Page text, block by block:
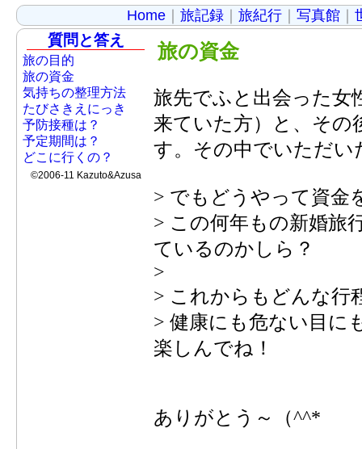
Home 旅記録 旅紀行 写真館
質問と答え
旅の目的
旅の資金
気持ちの整理方法
たびさきえにっき
予防接種は？
予定期間は？
どこに行くの？
©2006-11 Kazuto&Azusa
旅の資金
旅先でふと出会った女
来ていた方）と、その
す。その中でいただい
> でもどうやって資金
> この何年もの新婚旅
ているのかしら？
>
> これからもどんな行
> 健康にも危ない目に
楽しんでね！
ありがとう～（^^*